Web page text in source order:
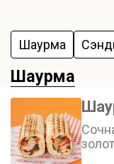
Шаурма
Шаурма